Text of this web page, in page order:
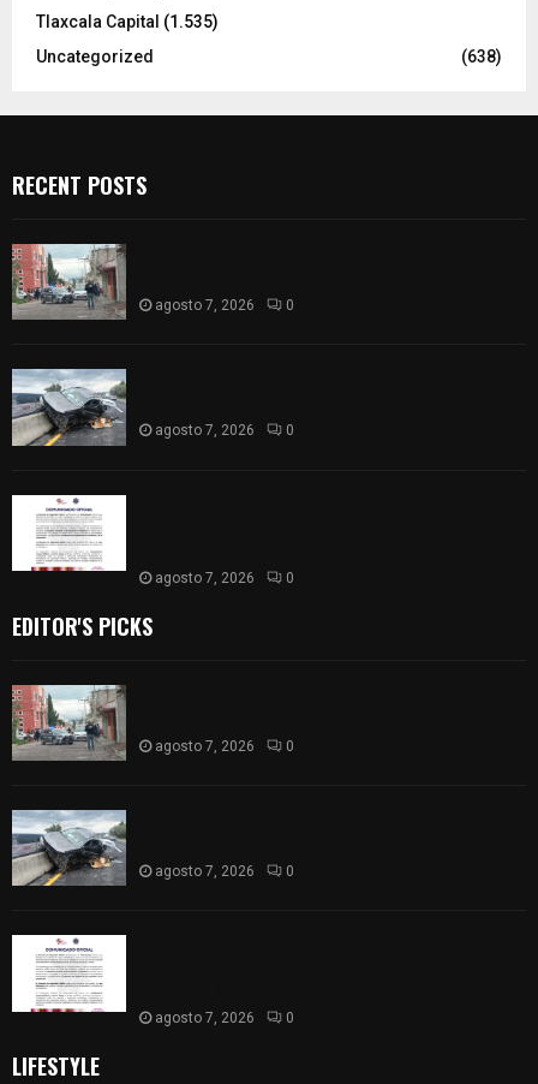
Tlaxcala Capital (1.535)
Uncategorized
(638)
RECENT POSTS
agosto 7, 2026 0
agosto 7, 2026 0
agosto 7, 2026 0
EDITOR'S PICKS
agosto 7, 2026 0
agosto 7, 2026 0
agosto 7, 2026 0
LIFESTYLE